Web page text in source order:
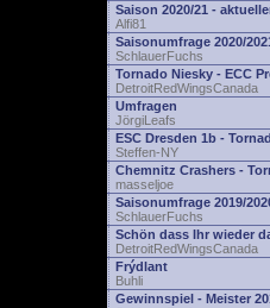
Saison 2020/21 -
Alfi81
Saisonumfrage 2020/
SchlauerFuchs
Tornado Niesky - ECC
DetroitRedWingsCanada
Umfragen
JörgiLeafs
ESC Dresden 1b -
Steffen-NY
Chemnitz Crashers -
masseljoe
Saisonumfrage 2019/
SchlauerFuchs
Schön dass Ihr wieder
DetroitRedWingsCanada
Frýdlant
Buhli
Gewinnspiel - Meister